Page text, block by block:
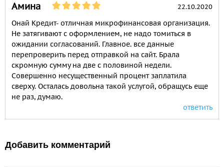
Амина 22.10.2020
Онай Кредит- отличная микрофинансовая организация.
Не затягивают с оформлением, не надо томиться в
ожидании согласований. Главное. все данные
перепроверить перед отправкой на сайт. Брала
скромную сумму на две с половиной недели.
Совершенно несущественный процент заплатила
сверху. Осталась довольна такой услугой, обращусь еще
не раз, думаю.
ответить
Добавить комментарий